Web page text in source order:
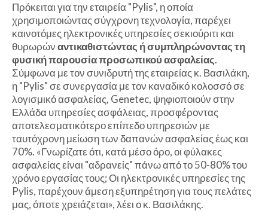
Πρόκειται για την εταιρεία "Pylis", η οποία
χρησιμοποιώντας σύγχρονη τεχνολογία, παρέχει
καινοτόμες ηλεκτρονικές υπηρεσίες σεκιούριτι και
θυρωρώναντικαθιστώντας ή συμπληρώνοντας τη
φυσική παρουσία προσωπικού ασφαλείας.
Σύμφωνα με τον συνιδρυτή της εταιρείας κ. Βασιλάκη,
η "Pylis" σε συνεργασία με τον καναδικό κολοσσό σε
λογισμικό ασφαλείας, Genetec, ψηφιοποιούν στην
Ελλάδα υπηρεσίες ασφάλειας, προσφέροντας
αποτελεσματικότερο επίπεδο υπηρεσιών με
ταυτόχρονη μείωση των δαπανών ασφαλείας έως και
70%. «Γνωρίζατε ότι, κατά μέσο όρο, οι φύλακες
ασφαλείας είναι "αδρανείς" πάνω από το 50-80% του
χρόνο εργασίας τους; Οι ηλεκτρονικές υπηρεσίες της
Pylis, παρέχουν άμεση εξυπηρέτηση για τους πελάτες
μας, όποτε χρειάζεται», λέει ο κ. Βασιλάκης.